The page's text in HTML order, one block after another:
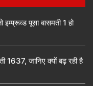
इम्प्रूव्ड पूसा बासमती 1 हो
1637, जानिए क्यों बढ़ रही है